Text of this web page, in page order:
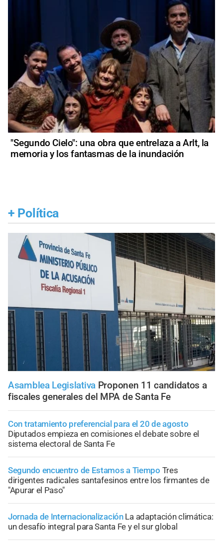
"Segundo Cielo": una obra que entrelaza a Arlt, la
memoria y los fantasmas de la inundación
+ Política
Asamblea Legislativa Proponen 11 candidatos a
fiscales generales del MPA de Santa Fe
Con tratamiento preferencial para el 20 de agosto
Diputados empieza en comisiones el debate sobre el
sistema electoral de Santa Fe
Segundo encuentro de Estamos a Tiempo Tres
dirigentes radicales santafesinos entre los firmantes de
"Apurar el Paso"
Jornada de Internacionalización La adaptación climática:
un desafío integral para Santa Fe y el sur global